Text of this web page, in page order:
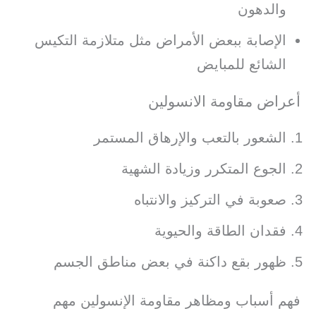
والدهون
الإصابة ببعض الأمراض مثل متلازمة التكيس
الشائع للمبايض
أعراض مقاومة الانسولين
الشعور بالتعب والإرهاق المستمر
الجوع المتكرر وزيادة الشهية
صعوبة في التركيز والانتباه
فقدان الطاقة والحيوية
ظهور بقع داكنة في بعض مناطق الجسم
فهم أسباب ومظاهر مقاومة الإنسولين مهم